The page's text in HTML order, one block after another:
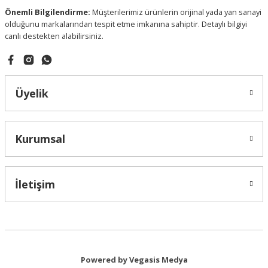
Önemli Bilgilendirme: Müşterilerimiz ürünlerin orijinal yada yan sanayi
olduğunu markalarından tespit etme imkanına sahiptir. Detaylı bilgiyi
canlı destekten alabilirsiniz.
Üyelik
Kurumsal
İletişim
Powered by Vegasis Medya